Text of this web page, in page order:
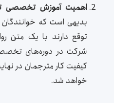
اهمیت آموزش تخصصی
بدیهی است که
توقع دارند با یک متن
شرکت در دوره‌های
کیفیت کار مترجمان در
خواهد شد‌.